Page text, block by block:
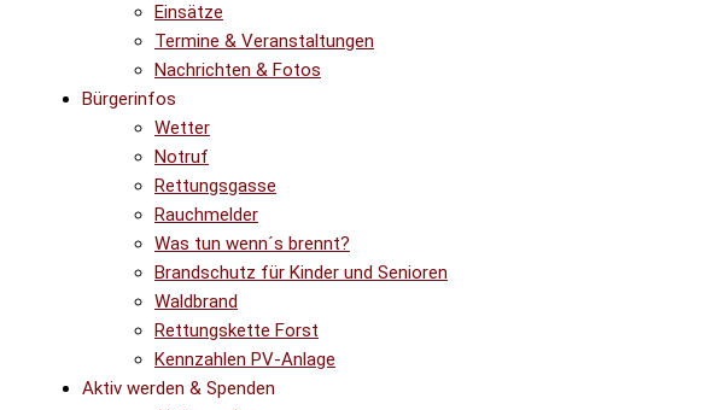
Einsätze
Termine & Veranstaltungen
Nachrichten & Fotos
Bürgerinfos
Wetter
Notruf
Rettungsgasse
Rauchmelder
Was tun wenn´s brennt?
Brandschutz für Kinder und Senioren
Waldbrand
Rettungskette Forst
Kennzahlen PV-Anlage
Aktiv werden & Spenden